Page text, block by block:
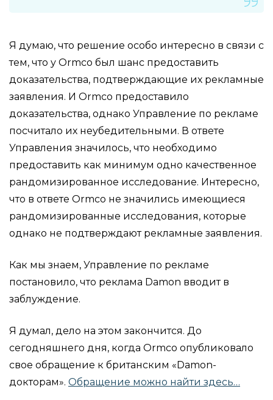
Я думаю, что решение особо интересно в связи с
тем, что у Ormco был шанс предоставить
доказательства, подтверждающие их рекламные
заявления. И Ormco предоставило
доказательства, однако Управление по рекламе
посчитало их неубедительными. В ответе
Управления значилось, что необходимо
предоставить как минимум одно качественное
рандомизированное исследование. Интересно,
что в ответе Ormco не значились имеющиеся
рандомизированные исследования, которые
однако не подтверждают рекламные заявления.
Как мы знаем, Управление по рекламе
постановило, что реклама Damon вводит в
заблуждение.
Я думал, дело на этом закончится. До
сегодняшнего дня, когда Ormco опубликовало
свое обращение к британским «Damon-
докторам». Обращение можно найти здесь…